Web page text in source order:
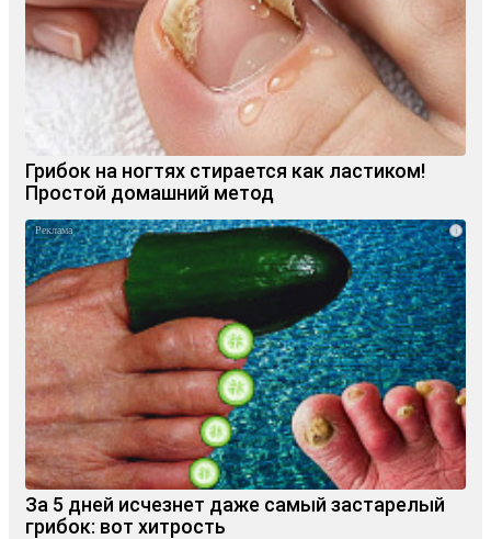
Грибок на ногтях стирается как ластиком!
Простой домашний метод
i
За 5 дней исчезнет даже самый застарелый
грибок: вот хитрость